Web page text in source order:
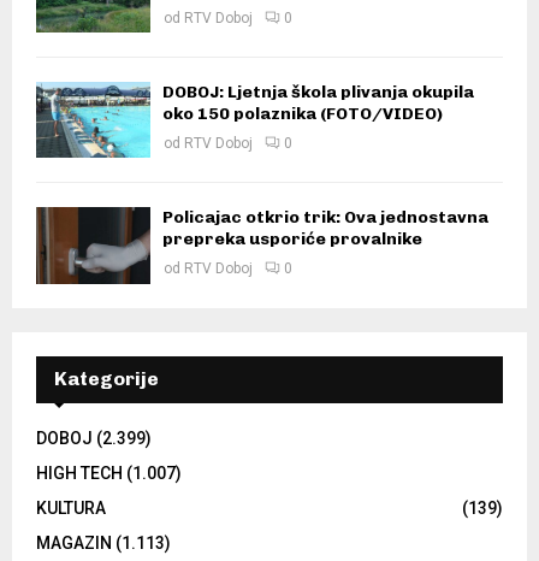
od RTV Doboj 0
DOBOJ: Ljetnja škola plivanja okupila
oko 150 polaznika (FOTO/VIDEO)
od RTV Doboj 0
Policajac otkrio trik: Ova jednostavna
prepreka usporiće provalnike
od RTV Doboj 0
Kategorije
DOBOJ (2.399)
HIGH TECH (1.007)
KULTURA
(139)
MAGAZIN (1.113)